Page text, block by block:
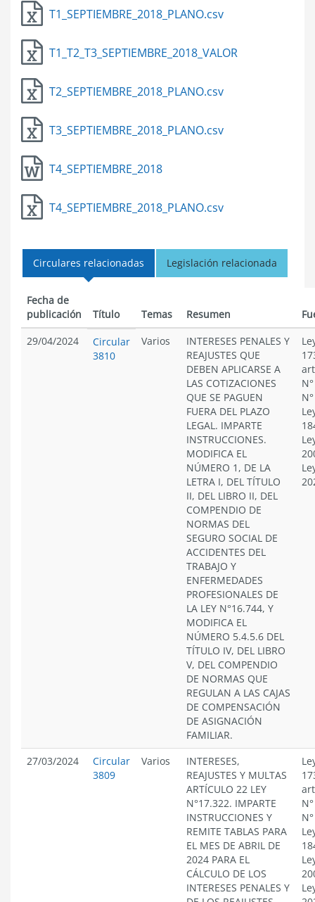
T1_SEPTIEMBRE_2018_PLANO
T1_T2_T3_SEPTIEMBRE_2018_VALOR
T2_SEPTIEMBRE_2018_PLANO
T3_SEPTIEMBRE_2018_PLANO
T4_SEPTIEMBRE_2018
T4_SEPTIEMBRE_2018_PLANO
Circulares relacionadas Legislación relacionada
Fecha de
publicación
Título Temas Resumen
29/04/2024
Circular
3810
Varios
INTERESES PENALES Y
REAJUSTES QUE
DEBEN APLICARSE A
LAS COTIZACIONES
QUE SE PAGUEN
FUERA DEL PLAZO
LEGAL. IMPARTE
INSTRUCCIONES.
MODIFICA EL
NÚMERO 1, DE LA
LETRA I, DEL TÍTULO
II, DEL LIBRO II, DEL
COMPENDIO DE
NORMAS DEL
SEGURO SOCIAL DE
ACCIDENTES DEL
TRABAJO Y
ENFERMEDADES
PROFESIONALES DE
LA LEY N°16.744, Y
MODIFICA EL
NÚMERO 5.4.5.6 DEL
TÍTULO IV, DEL LIBRO
V, DEL COMPENDIO
DE NORMAS QUE
REGULAN A LAS CAJAS
DE COMPENSACIÓN
DE ASIGNACIÓN
FAMILIAR.
27/03/2024
Circular
3809
Varios
INTERESES,
REAJUSTES Y MULTAS
ARTÍCULO 22 LEY
N°17.322. IMPARTE
INSTRUCCIONES Y
REMITE TABLAS PARA
EL MES DE ABRIL DE
2024 PARA EL
CÁLCULO DE LOS
INTERESES PENALES Y